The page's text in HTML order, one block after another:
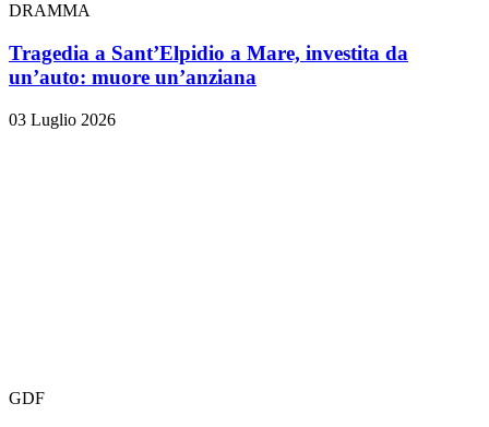
DRAMMA
Tragedia a Sant’Elpidio a Mare, investita da
un’auto: muore un’anziana
03 Luglio 2026
GDF